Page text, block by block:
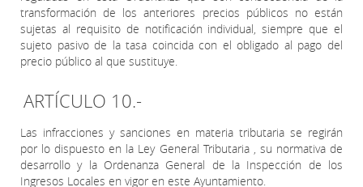
transformación de los anteriores precios públicos no están
sujetas al requisito de notificación individual, siempre que el
sujeto pasivo de la tasa coincida con el obligado al pago del
precio público al que sustituye.
ARTÍCULO 10.-
Las infracciones y sanciones en materia tributaria se regirán
por lo dispuesto en la Ley General Tributaria , su normativa de
desarrollo y la Ordenanza General de la Inspección de los
Ingresos Locales en vigor en este Ayuntamiento.